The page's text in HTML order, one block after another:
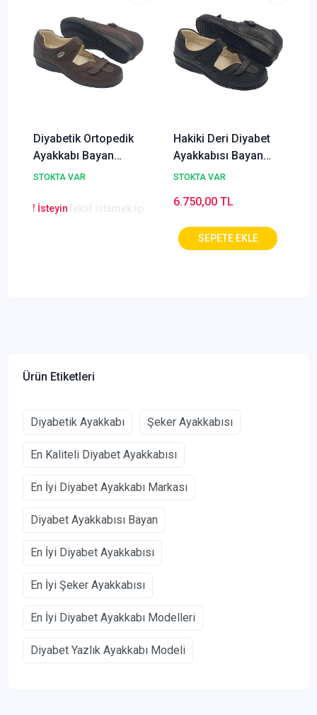
Diyabetik Ortopedik
Ayakkabı Bayan
Yazlık Kahverengi
STOKTA VAR
Teklif İsteyin Teklif İstemek İçin Tıklayınız
Hakiki Deri Diyabet
Ayakkabısı Bayan
Yazlık Siyah ODY03S
STOKTA VAR
6.750,00 TL
Ürün Etiketleri
Diyabetik Ayakkabı Şeker Ayakkabısı
En Kaliteli Diyabet Ayakkabısı
En İyi Diyabet Ayakkabı Markası
Diyabet Ayakkabısı Bayan
En İyi Diyabet Ayakkabısı
En İyi Şeker Ayakkabısı
En İyi Diyabet Ayakkabı Modelleri
Diyabet Yazlık Ayakkabı Modeli